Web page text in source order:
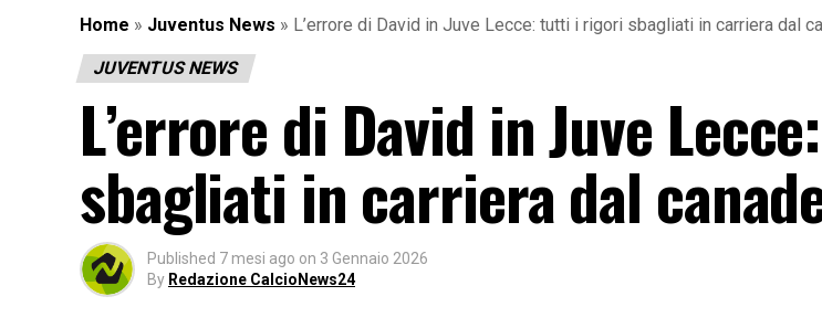
Home » Juventus News » L’errore di David in Juve Lecce: tutti i rigori sbagliati in carriera dal
JUVENTUS NEWS
L’errore di David in Juve
sbagliati in carriera dal
Published 7 mesi ago on 3 Gennaio 2026
By Redazione CalcioNews24